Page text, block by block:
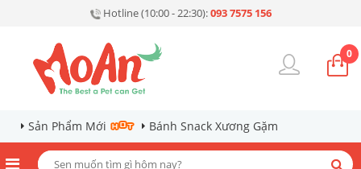
Hotline (10:00 - 22:30):093 7575 156
0
Sản Phẩm Mới Bánh Snack Xương Gặm